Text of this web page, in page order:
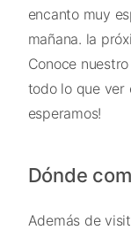
encanto muy
mañana. la
Conoce
todo lo que ver
esperamos!
Dónde
Además de